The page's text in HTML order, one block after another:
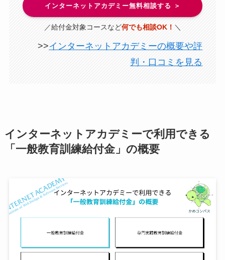
インターネットアカデミー無料相談する ＞
／給付金対象コースなど何でも相談OK！ ＼
>>インターネットアカデミーの概要や評
判・口コミを見る
インターネットアカデミーで利用できる
「一般教育訓練給付金」の概要